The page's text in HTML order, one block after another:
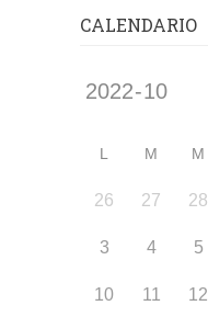
CALENDARIO
L M M
26 27 28
3 4 5
10 11 12